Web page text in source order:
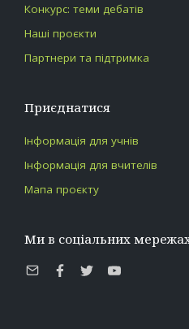
Конкурс: теми дебатів
Наші проєкти
Партнери та підтримка
Приєднатися
Інформація для учнів
Інформація для вчителів
Мапа проєкту
Ми в соціальних
E-
Facebook
TwitterYoutube